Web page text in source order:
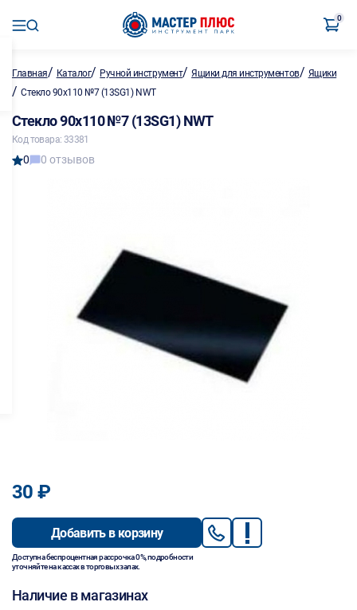
0
Главная/ Каталог/ Ручной инструмент/Ящики для инструментов/ Ящики
/ Стекло 90х110 №7 (13SG1) NWT
Стекло 90х110 №7 (13SG1) NWT
Код товара: 33381
0 0 отзывов
30 ₽
Добавить в корзину
Доступна беспроцентная рассрочка 0%, подробности
уточняйте на кассах в торговых залах.
Наличие в магазинах